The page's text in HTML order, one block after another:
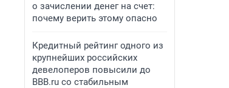
о зачислении денег на счет:
почему верить этому опасно
Кредитный рейтинг одного из
крупнейших российских
девелоперов повысили до
BBB.ru со стабильным